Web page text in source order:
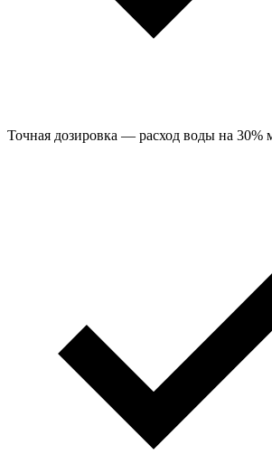
Точная дозировка — расход воды на 30%